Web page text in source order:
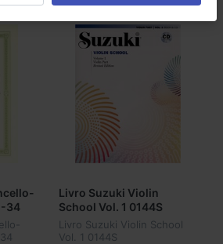
34
Livro Suzuki Violin
School Vol. 1 0144S
Livro Suzuki Violin School
Vol. 1 0144S